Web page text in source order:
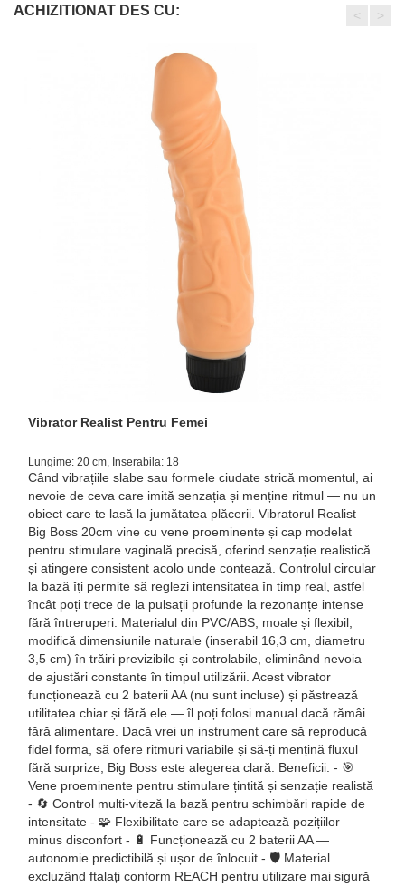
ACHIZITIONAT DES CU:
Vibrator Realist Pentru Femei
Lungime: 20 cm, Inserabila: 18
Când vibrațiile slabe sau formele ciudate strică momentul, ai
nevoie de ceva care imită senzația și menține ritmul — nu un
obiect care te lasă la jumătatea plăcerii. Vibratorul Realist
Big Boss 20cm vine cu vene proeminente și cap modelat
pentru stimulare vaginală precisă, oferind senzație realistică
și atingere consistent acolo unde contează. Controlul circular
la bază îți permite să reglezi intensitatea în timp real, astfel
încât poți trece de la pulsații profunde la rezonanțe intense
fără întreruperi. Materialul din PVC/ABS, moale și flexibil,
modifică dimensiunile naturale (inserabil 16,3 cm, diametru
3,5 cm) în trăiri previzibile și controlabile, eliminând nevoia
de ajustări constante în timpul utilizării. Acest vibrator
funcționează cu 2 baterii AA (nu sunt incluse) și păstrează
utilitatea chiar și fără ele — îl poți folosi manual dacă rămâi
fără alimentare. Dacă vrei un instrument care să reproducă
fidel forma, să ofere ritmuri variabile și să-ți mențină fluxul
fără surprize, Big Boss este alegerea clară. Beneficii: - 🎯
Vene proeminente pentru stimulare țintită și senzație realistă
- 🔄 Control multi-viteză la bază pentru schimbări rapide de
intensitate - 🧩 Flexibilitate care se adaptează pozițiilor
minus disconfort - 🔋 Funcționează cu 2 baterii AA —
autonomie predictibilă și ușor de înlocuit - 🛡️ Material
excluzând ftalați conform REACH pentru utilizare mai sigură
< >